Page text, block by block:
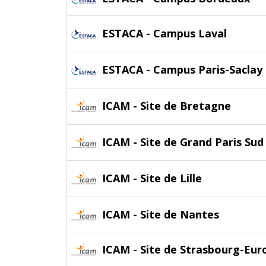
ESTACA - Campus Laval
ESTACA - Campus Paris-Saclay
ICAM - Site de Bretagne
ICAM - Site de Grand Paris Sud
ICAM - Site de Lille
ICAM - Site de Nantes
ICAM - Site de Strasbourg-